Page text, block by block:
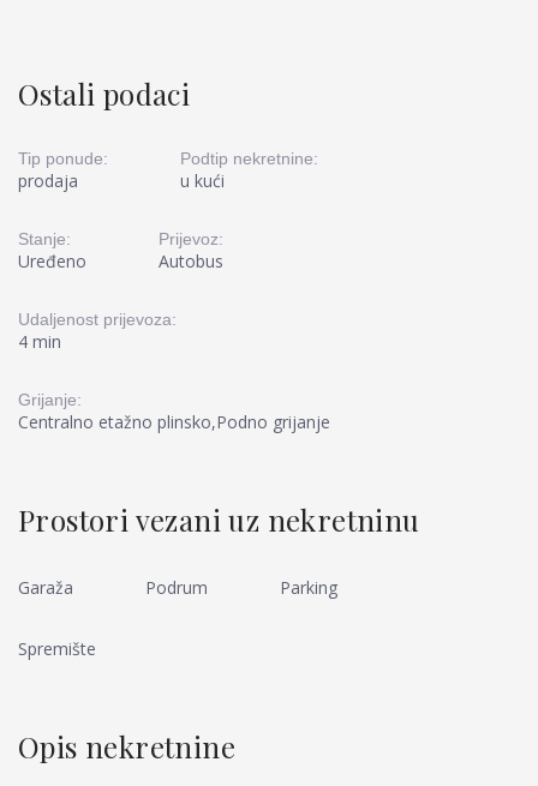
Ostali podaci
Tip ponude:
prodaja
Podtip nekretnine:
u kući
Stanje:
Uređeno
Prijevoz:
Autobus
Udaljenost prijevoza:
4 min
Grijanje:
Centralno etažno plinsko,Podno grijanje
Prostori vezani uz nekretninu
Garaža Podrum Parking
Spremište
Opis nekretnine